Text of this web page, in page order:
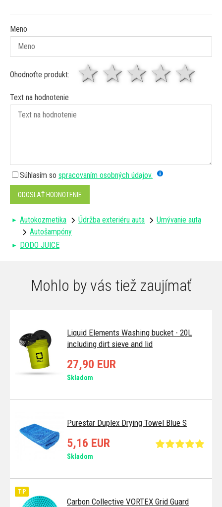
Meno
Ohodnoťte produkt: 4
3
2 hviezdy
1 hviezda
Text na hodnotenie
Súhlasím so spracovaním osobných údajov.
ODOSLAŤ HODNOTENIE
Autokozmetika Údržba exteriéru auta
Umývanie auta
Autošampóny
DODO JUICE
Mohlo by vás tiež zaujímať
Liquid Elements Washing bucket - 20L
including dirt sieve and lid
27,90 EUR
Skladom
Purestar Duplex Drying Towel Blue S
5,16 EUR
Skladom
Carbon Collective VORTEX Grid Guard
TIP